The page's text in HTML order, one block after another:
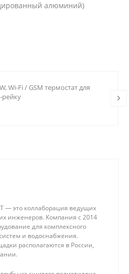
алюминий)
Wi-Fi / GSM термостат для
рейку
— это коллаборация ведущих
инженеров. Компания с 2014
для комплексного
и водоснабжения.
располагаются в России,